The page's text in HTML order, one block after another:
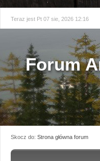
Teraz jest Pt 07 sie, 2026 12:16
Forum
Skocz do: Strona główna forum